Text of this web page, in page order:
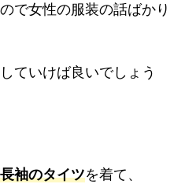
で女性の服装の話ばかり
ていけば良いでしょう
袖のタイツを着て、